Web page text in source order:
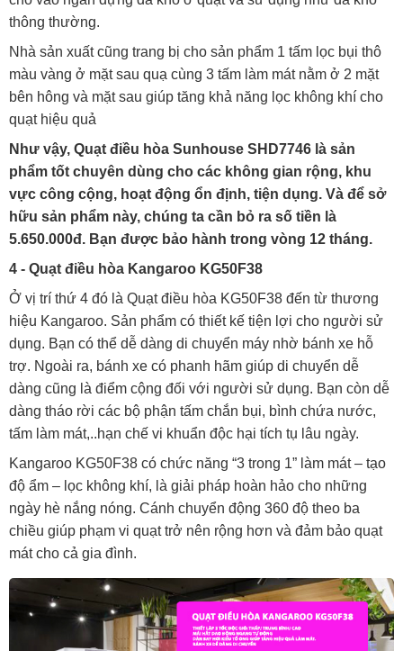
thông thường.
Nhà sản xuất cũng trang bị cho sản phẩm 1 tấm lọc bụi thô
màu vàng ở mặt sau quạ cùng 3 tấm làm mát nằm ở 2 mặt
bên hông và mặt sau giúp tăng khả năng lọc không khí cho
quạt hiệu quả
Như vậy, Quạt điều hòa Sunhouse SHD7746 là sản
phẩm tốt chuyên dùng cho các không gian rộng, khu
vực công cộng, hoạt động ổn định, tiện dụng. Và để sở
hữu sản phẩm này, chúng ta cần bỏ ra số tiền là
5.650.000đ. Bạn được bảo hành trong vòng 12 tháng.
4 - Quạt điều hòa Kangaroo KG50F38
Ở vị trí thứ 4 đó là Quạt điều hòa KG50F38 đến từ thương
hiệu Kangaroo. Sản phẩm có thiết kế tiện lợi cho người sử
dụng. Bạn có thể dễ dàng di chuyển máy nhờ bánh xe hỗ
trợ. Ngoài ra, bánh xe có phanh hãm giúp di chuyển dễ
dàng cũng là điểm cộng đối với người sử dụng. Bạn còn dễ
dàng tháo rời các bộ phận tấm chắn bụi, bình chứa nước,
tấm làm mát,..hạn chế vi khuẩn độc hại tích tụ lâu ngày.
Kangaroo KG50F38 có chức năng “3 trong 1” làm mát – tạo
độ ẩm – lọc không khí, là giải pháp hoàn hảo cho những
ngày hè nắng nóng. Cánh chuyển động 360 độ theo ba
chiều giúp phạm vi quạt trở nên rộng hơn và đảm bảo quạt
mát cho cả gia đình.